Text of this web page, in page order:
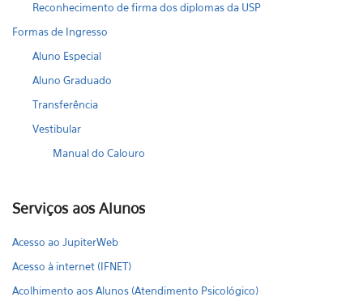
Reconhecimento de firma dos diplomas da USP
Formas de Ingresso
Aluno Especial
Aluno Graduado
Transferência
Vestibular
Manual do Calouro
Serviços aos Alunos
Acesso ao JupiterWeb
Acesso à internet (IFNET)
Acolhimento aos Alunos (Atendimento Psicológico)